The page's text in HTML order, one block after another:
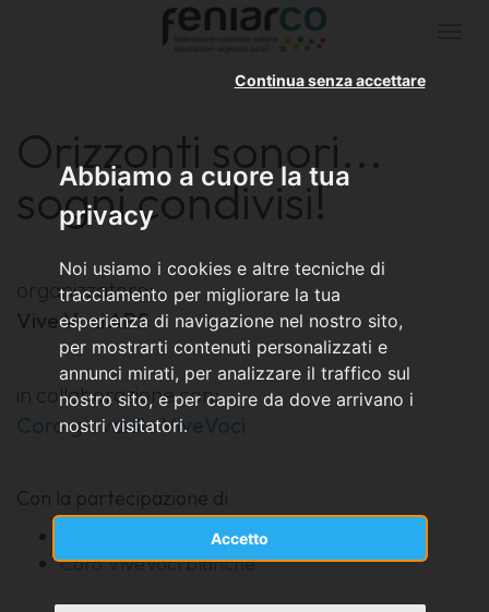
Abbiamo a cuore la tua
privacy
Noi usiamo i cookies e altre tecniche di
tracciamento per migliorare la tua
esperienza di navigazione nel nostro sito,
per mostrarti contenuti personalizzati e
annunci mirati, per analizzare il traffico sul
nostro sito, e per capire da dove arrivano i
nostri visitatori.
Accetto
Continua senza accettare
Orizzonti sonori...
sogni condivisi!
organizzatore:
Vive Voci APS
in collaborazione con:
Coro giovanile ViveVoci
Con la partecipazione di
Coro giovanile ViveVoci (Vicenza - VI)
Coro ViveVoci bianche